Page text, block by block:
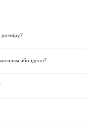
або ідеєю?